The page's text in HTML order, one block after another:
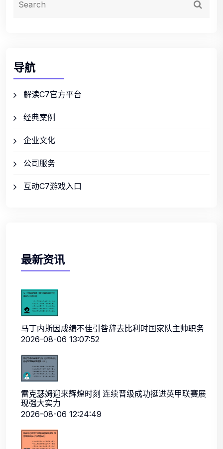
导航
解读C7官方平台
经典案例
企业文化
公司服务
互动C7游戏入口
最新资讯
马丁内斯因成绩不佳引咎辞去比利时国家队主帅职务
2026-08-06 13:07:52
雷克瑟姆迎来辉煌时刻 连续晋级成功挺进英甲联赛展
现强大实力
2026-08-06 12:24:49